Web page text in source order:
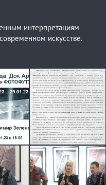
интерпретациям
искусстве.